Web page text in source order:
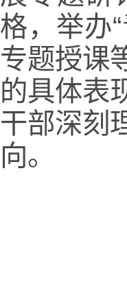
格，举办
专题授课
的具体表
干部深刻
向。